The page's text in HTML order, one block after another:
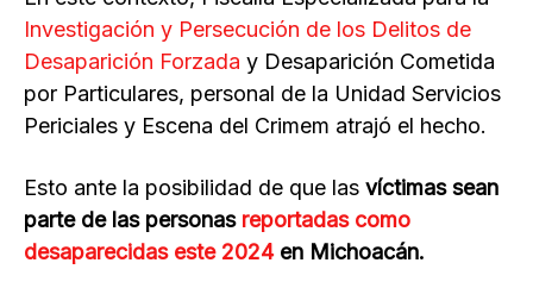
Investigación y Persecución de los Delitos de
Desaparición Forzada y Desaparición Cometida
por Particulares, personal de la Unidad Servicios
Periciales y Escena del Crimem atrajó el hecho.
Esto ante la posibilidad de que las víctimas sean
parte de las personasreportadas como
desaparecidas este 2024en Michoacán.